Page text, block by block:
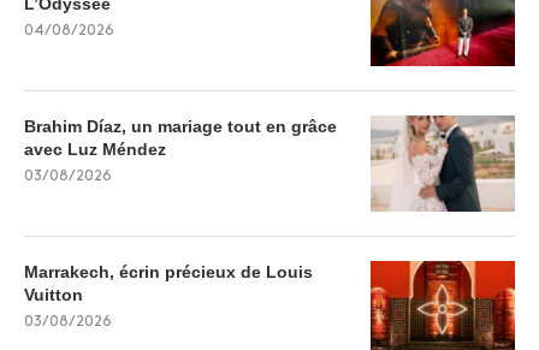
L’Odyssée
04/08/2026
Brahim Díaz, un mariage tout en grâce
avec Luz Méndez
03/08/2026
Marrakech, écrin précieux de Louis
Vuitton
03/08/2026